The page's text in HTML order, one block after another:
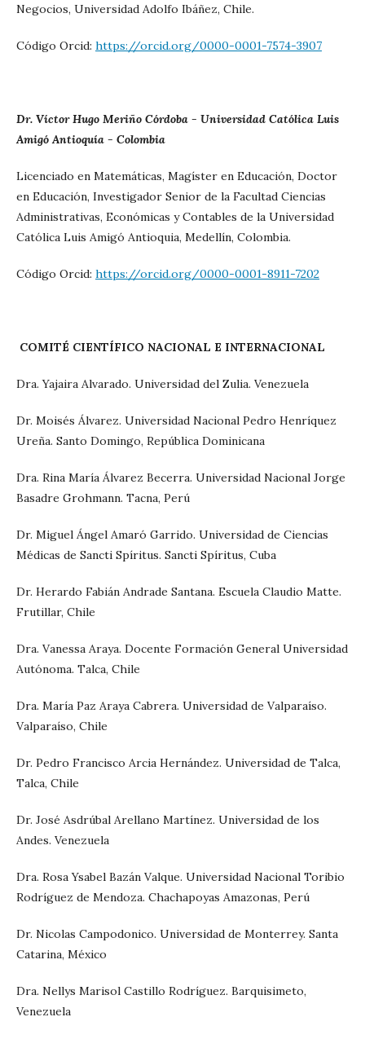
Negocios, Universidad Adolfo Ibáñez, Chile.
Código Orcid: https://orcid.org/0000-0001-7574-3907
Dr. Víctor Hugo Meriño Córdoba - Universidad Católica Luis
Amigó Antioquía - Colombia
Licenciado en Matemáticas, Magíster en Educación, Doctor
en Educación, Investigador Senior de la Facultad Ciencias
Administrativas, Económicas y Contables de la Universidad
Católica Luis Amigó Antioquia, Medellín, Colombia.
Código Orcid: https://orcid.org/0000-0001-8911-7202
COMITÉ CIENTÍFICO NACIONAL E INTERNACIONAL
Dra. Yajaira Alvarado. Universidad del Zulia. Venezuela
Dr. Moisés Álvarez. Universidad Nacional Pedro Henríquez
Ureña. Santo Domingo, República Dominicana
Dra. Rina María Álvarez Becerra. Universidad Nacional Jorge
Basadre Grohmann. Tacna, Perú
Dr. Miguel Ángel Amaró Garrido. Universidad de Ciencias
Médicas de Sancti Spíritus. Sancti Spíritus, Cuba
Dr. Herardo Fabián Andrade Santana. Escuela Claudio Matte.
Frutillar, Chile
Dra. Vanessa Araya. Docente Formación General Universidad
Autónoma. Talca, Chile
Dra. María Paz Araya Cabrera. Universidad de Valparaíso.
Valparaíso, Chile
Dr. Pedro Francisco Arcia Hernández. Universidad de Talca,
Talca, Chile
Dr. José Asdrúbal Arellano Martínez. Universidad de los
Andes. Venezuela
Dra. Rosa Ysabel Bazán Valque. Universidad Nacional Toribio
Rodríguez de Mendoza. Chachapoyas Amazonas, Perú
Dr. Nicolas Campodonico. Universidad de Monterrey. Santa
Catarina, México
Dra. Nellys Marisol Castillo Rodríguez. Barquisimeto,
Venezuela